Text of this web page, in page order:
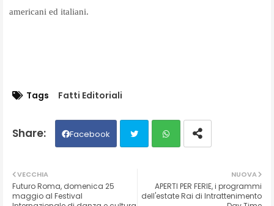
americani ed italiani.
Tags Fatti Editoriali
Facebook
ats
NUOVA
APERTI PER FERIE, i programmi
dell'estate Rai di Intrattenimento
VECCHIA
Futuro Roma, domenica 25
maggio al Festival